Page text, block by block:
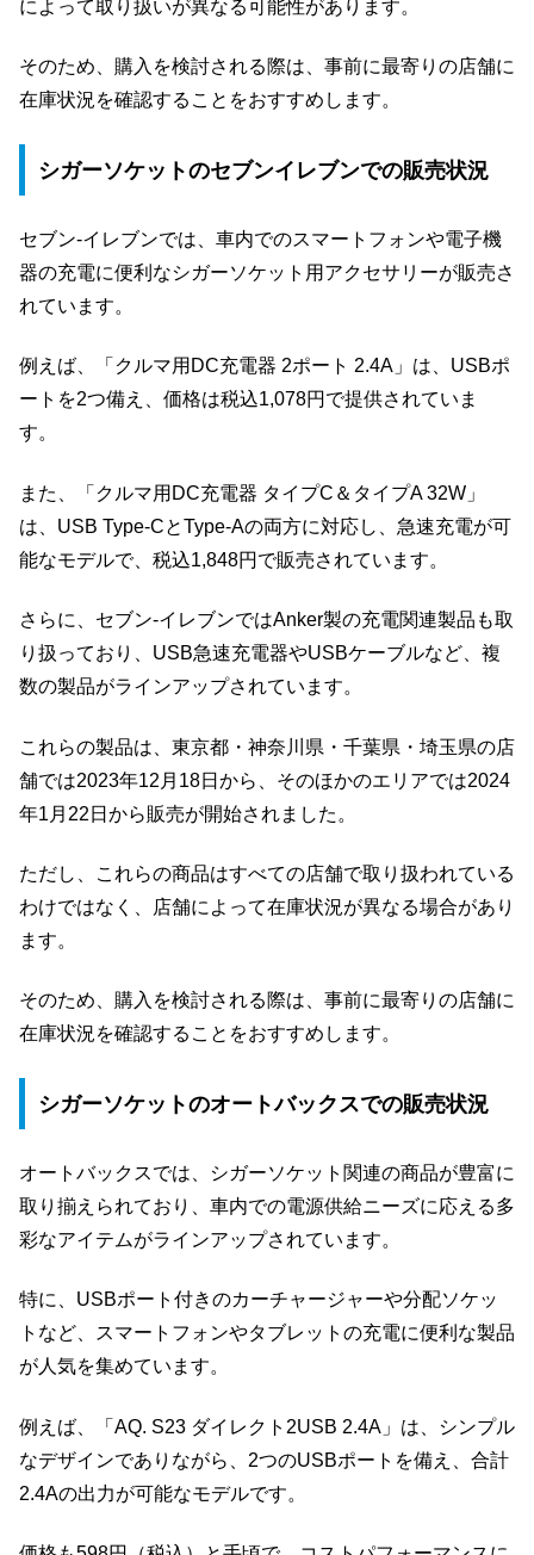
によって取り扱いが異なる可能性があります。
そのため、購入を検討される際は、事前に最寄りの店舗に
在庫状況を確認することをおすすめします。
シガーソケットのセブンイレブンでの販売状況
セブン‐イレブンでは、車内でのスマートフォンや電子機
器の充電に便利なシガーソケット用アクセサリーが販売さ
れています。
例えば、「クルマ用DC充電器 2ポート 2.4A」は、USBポ
ートを2つ備え、価格は税込1,078円で提供されていま
す。
また、「クルマ用DC充電器 タイプC＆タイプA 32W」
は、USB Type-CとType-Aの両方に対応し、急速充電が可
能なモデルで、税込1,848円で販売されています。
さらに、セブン‐イレブンではAnker製の充電関連製品も取
り扱っており、USB急速充電器やUSBケーブルなど、複
数の製品がラインアップされています。
これらの製品は、東京都・神奈川県・千葉県・埼玉県の店
舗では2023年12月18日から、そのほかのエリアでは2024
年1月22日から販売が開始されました。
ただし、これらの商品はすべての店舗で取り扱われている
わけではなく、店舗によって在庫状況が異なる場合があり
ます。
そのため、購入を検討される際は、事前に最寄りの店舗に
在庫状況を確認することをおすすめします。
シガーソケットのオートバックスでの販売状況
オートバックスでは、シガーソケット関連の商品が豊富に
取り揃えられており、車内での電源供給ニーズに応える多
彩なアイテムがラインアップされています。
特に、USBポート付きのカーチャージャーや分配ソケッ
トなど、スマートフォンやタブレットの充電に便利な製品
が人気を集めています。
例えば、「AQ. S23 ダイレクト2USB 2.4A」は、シンプル
なデザインでありながら、2つのUSBポートを備え、合計
2.4Aの出力が可能なモデルです。